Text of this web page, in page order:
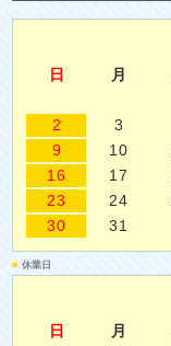
日
月
2
3
9
10
16
17
23
24
30
31
■ 休業日
日
月